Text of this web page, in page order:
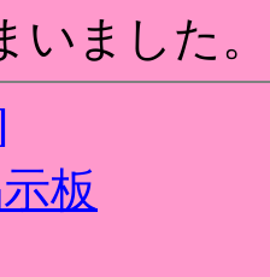
いました
板